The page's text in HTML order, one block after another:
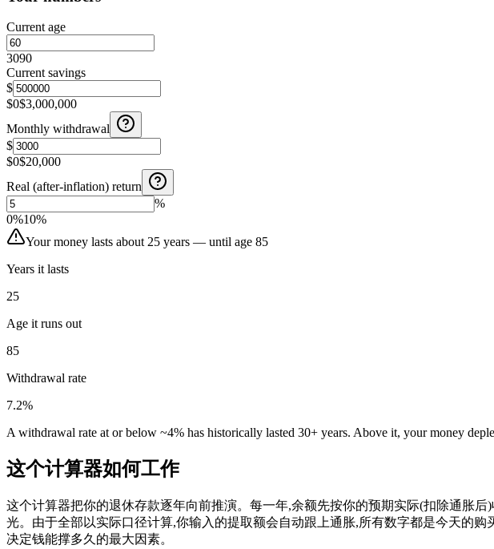
Current age
3090
Current savings
$
$0$3,000,000
Monthly withdrawal
$
$0$20,000
Real (after-inflation) return
%
0%10%
Your money lasts about 25 years — until age 85
Years it lasts
25
Age it runs out
85
Withdrawal rate
7.2%
A withdrawal rate at or below ~4% has historically lasted 30+ years. Above it, your money
这个计算器如何工作
这个计算器把你的退休存款逐年向前推演。每一年,余额先按你的预期实际(扣除通胀
光。由于全部以实际口径计算,你输入的提取额会自动跟上通胀,所有数字都是今天的
决定钱能撑多久的最大因素。